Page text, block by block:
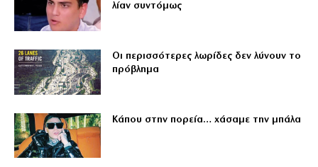
λίαν συντόμως
Οι περισσότερες λωρίδες δεν λύνουν το
πρόβλημα
Κάπου στην πορεία… χάσαμε την μπάλα